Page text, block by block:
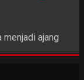
menjadi ajang